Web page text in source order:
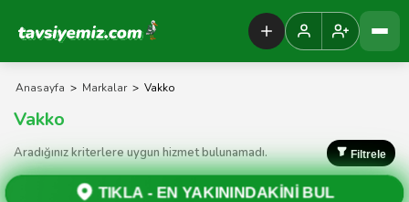
Tavsiyemiz Anasayfa
Anasayfa > Markalar > Vakko
Vakko
Aradığınız kriterlere uygun hizmet bulunamadı. Filtrele
TIKLA - EN YAKININDAKİNİ BUL